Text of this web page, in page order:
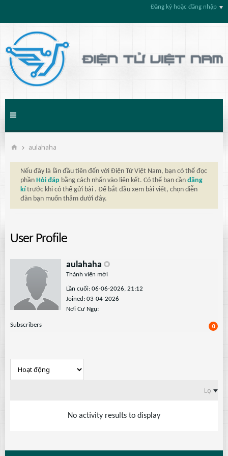
Đăng ký hoặc đăng nhập
aulahaha
Nếu đây là lần đầu tiên đến với Điện Tử Việt Nam, bạn có thể đọc
phần Hỏi đáp bằng cách nhấn vào liên kết. Có thể bạn cần đăng
kí trước khi có thể gửi bài . Để bắt đầu xem bài viết, chọn diễn
đàn bạn muốn thăm dưới đây.
User Profile
aulahaha
Thành viên mới
Lần cuối: 06-06-2026, 21:12
Joined: 03-04-2026
Nơi Cư Ngụ:
Subscribers 0
Lọc
No activity results to display